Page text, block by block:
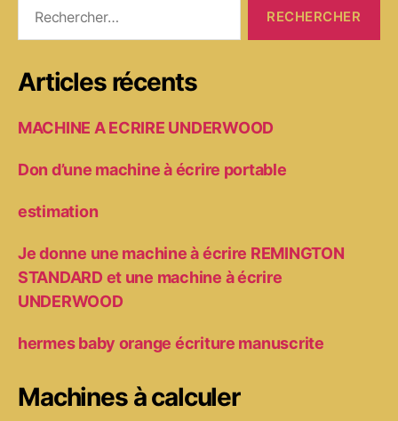
Articles récents
MACHINE A ECRIRE UNDERWOOD
Don d’une machine à écrire portable
estimation
Je donne une machine à écrire REMINGTON
STANDARD et une machine à écrire
UNDERWOOD
hermes baby orange écriture manuscrite
Machines à calculer